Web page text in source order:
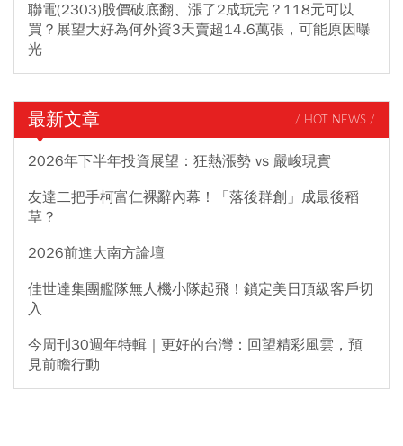
聯電(2303)股價破底翻、漲了2成玩完？118元可以
買？展望大好為何外資3天賣超14.6萬張，可能原因曝
光
最新文章 / HOT NEWS /
2026年下半年投資展望：狂熱漲勢 vs 嚴峻現實
友達二把手柯富仁裸辭內幕！「落後群創」成最後稻
草？
2026前進大南方論壇
佳世達集團艦隊無人機小隊起飛！鎖定美日頂級客戶切
入
今周刊30週年特輯｜更好的台灣：回望精彩風雲，預
見前瞻行動